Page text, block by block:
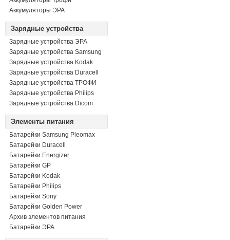
Аккумуляторы ЭРА
Зарядные устройства
Зарядные устройства ЭРА
Зарядные устройства Samsung
Зарядные устройства Kodak
Зарядные устройства Duracell
Зарядные устройства ТРОФИ
Зарядные устройства Philips
Зарядные устройства Dicom
Элементы питания
Батарейки Samsung Pleomax
Батарейки Duracell
Батарейки Energizer
Батарейки GP
Батарейки Kodak
Батарейки Philips
Батарейки Sony
Батарейки Golden Power
Архив элементов питания
Батарейки ЭРА